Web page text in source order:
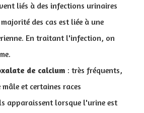
liés à des infections urinaires
des cas est liée à une
En traitant l'infection, on
de calcium : très fréquents,
et certaines races
apparaissent lorsque l'urine est